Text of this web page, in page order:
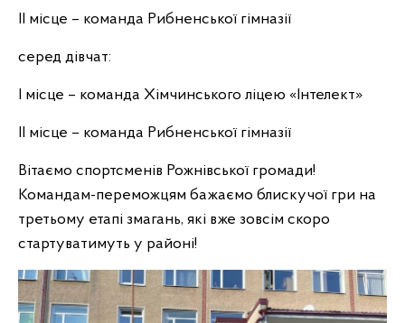
ІІ місце – команда Рибненської гімназії
серед дівчат:
І місце – команда Хімчинського ліцею «Інтелект»
ІІ місце – команда Рибненської гімназії
Вітаємо спортсменів Рожнівської громади!
Командам-переможцям бажаємо блискучої гри на
третьому етапі змагань, які вже зовсім скоро
стартуватимуть у районі!